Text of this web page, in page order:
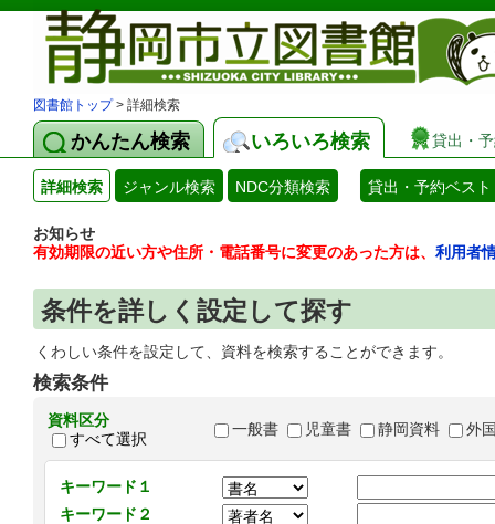
図書館トップ> 詳細検索
かんたん検索 いろいろ検索 貸出・
詳細検索 ジャンル検索 NDC分類検索 貸出・予約ベスト
お知らせ
有効期限の近い方や住所・電話番号に変更のあった方は、 利用者
条件を詳しく設定して探す
くわしい条件を設定して、資料を検索することができます。
検索条件
資料区分
すべて選択
一般書 児童書 静岡資料 外
キーワード１
キーワード２